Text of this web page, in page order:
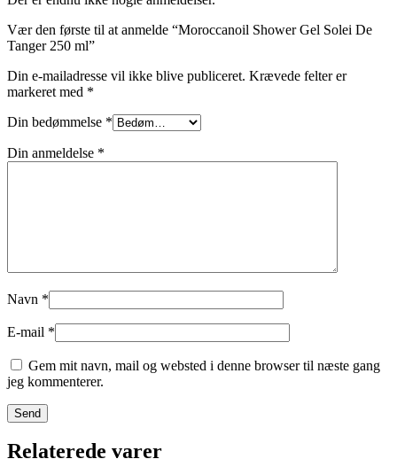
Vær den første til at anmelde “Moroccanoil Shower Gel Solei De
Tanger 250 ml”
Din e-mailadresse vil ikke blive publiceret. Krævede felter er
markeret med *
Din bedømmelse *
Din anmeldelse *
Navn *
E-mail *
Gem mit navn, mail og websted i denne browser til næste gang
jeg kommenterer.
Relaterede varer